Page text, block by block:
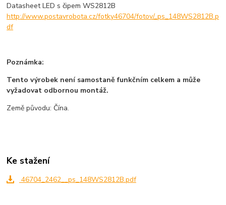
Datasheet LED s čipem WS2812B
http://www.postavrobota.cz/fotky46704/fotov/_ps_148WS2812B.p
df
Poznámka:
Tento výrobek není samostaně funkčním celkem a může
vyžadovat odbornou montáž.
Země původu: Čína.
Ke stažení
46704_2462__ps_148WS2812B.pdf